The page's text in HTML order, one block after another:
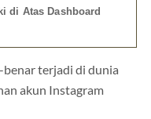
di Atas Dashboard
terjadi di dunia
akun Instagram